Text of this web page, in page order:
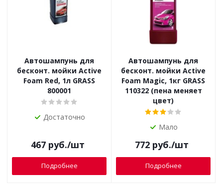
Автошампунь для
бесконт. мойки Active
Foam Red, 1л GRASS
800001
Достаточно
467руб./шт
Подробнее
Автошампунь для
бесконт. мойки Active
Foam Magic, 1кг GRASS
110322 (пена меняет
цвет)
Мало
772руб./шт
Подробнее